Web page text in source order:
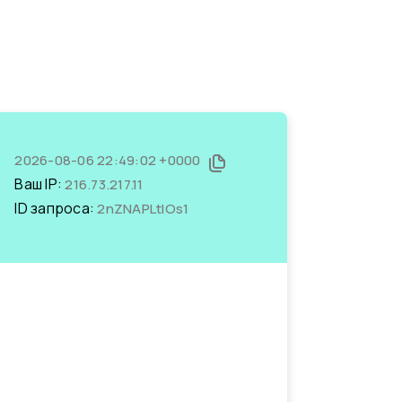
2026-08-06 22:49:02 +0000
Ваш IP:216.73.217.11
ID запроса:2nZNAPLtlOs1